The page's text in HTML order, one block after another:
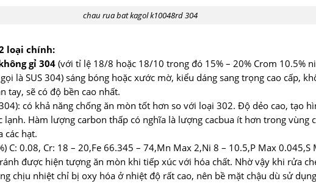
chau rua bat kagol k10048rd 304
loại chính:
gỉ 304 (với tỉ lệ 18/8 hoặc 18/10 trong đó 15% – 20% Crom 10.5%
là SUS 304) sáng bóng hoặc xước mờ, kiểu dáng sang trọng cao cấp,
tay, sẽ có độ bền cao nhất.
có khả năng chống ăn mòn tốt hơn so với loại 302. Độ dẻo cao, tạo
Hàm lượng carbon thấp có nghĩa là lượng cacbua ít hơn trong vùng
các hạt.
C: 0.08, Cr: 18 – 20,Fe 66.345 – 74,Mn Max 2,Ni 8 – 10.5,P Max 0.045,S
được hiện tượng ăn mòn khi tiếp xúc với hóa chất. Nhờ vậy khi rửa
chịu nhiệt chỉ bị oxy hóa ở nhiệt độ rất cao, nên bề mặt chậu dù sử